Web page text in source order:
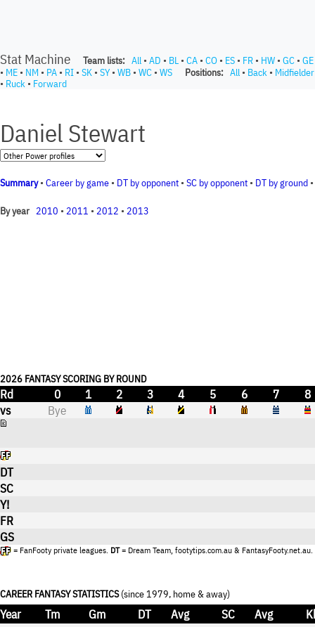
Stat Machine Team lists: All • AD • BL • CA • CO • ES • FR • HW • GC • GE
• ME • NM • PA • RI • SK • SY• WB • WC • WS Positions: All • Back • Midfielder
• Ruck • Forward